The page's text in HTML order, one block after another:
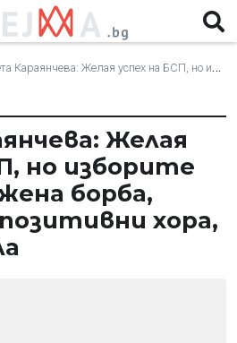
Желая успех на БСП, но изборите не са въоръжена борба, търсят се позитивни хора, а не плашила
Желая
но изборите
борба,
хора,